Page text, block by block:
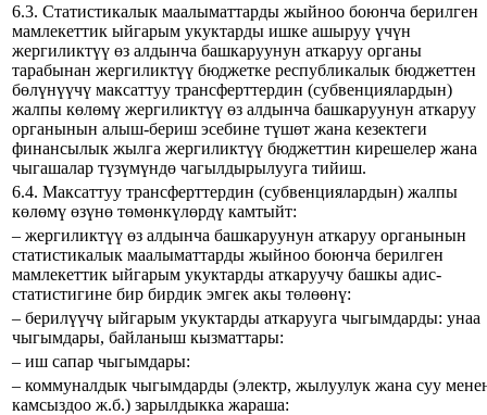
6.3. Статистикалык маалыматтарды жыйноо боюнча берилген
мамлекеттик ыйгарым укуктарды ишке ашыруу үчүн
жергиликтүү өз алдынча башкаруунун аткаруу органы
тарабынан жергиликтүү бюджетке республикалык бюджеттен
бөлүнүүчү максаттуу трансферттердин (субвенциялардын)
жалпы көлөмү жергиликтүү өз алдынча башкаруунун аткаруу
органынын алыш-бериш эсебине түшөт жана кезектеги
финансылык жылга жергиликтүү бюджеттин кирешелер жана
чыгашалар түзүмүндө чагылдырылууга тийиш.
6.4. Максаттуу трансферттердин (субвенциялардын) жалпы
көлөмү өзүнө төмөнкүлөрдү камтыйт:
– жергиликтүү өз алдынча башкаруунун аткаруу органынын
статистикалык маалыматтарды жыйноо боюнча берилген
мамлекеттик ыйгарым укуктарды аткаруучу башкы адис-
статистигине бир бирдик эмгек акы төлөөнү:
– берилүүчү ыйгарым укуктарды аткарууга чыгымдарды: унаа
чыгымдары, байланыш кызматтары:
– иш сапар чыгымдары:
– коммуналдык чыгымдарды (электр, жылуулук жана суу
камсыздоо ж.б.) зарылдыкка жараша: